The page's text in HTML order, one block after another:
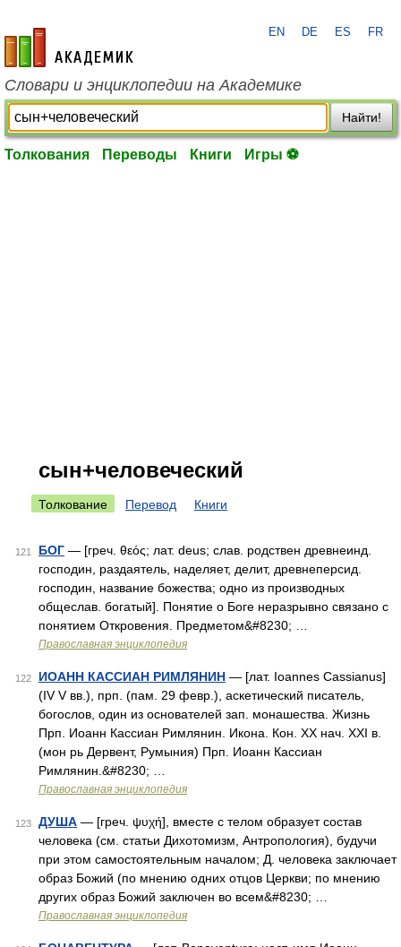
academic.ru
EN DE ES FR
Словари и энциклопедии на Академике
Найти!
Толкования Переводы Книги Игры ⚽
сын+человеческий
Толкование Перевод Книги
121 БОГ — [греч. θεός; лат. deus; слав. родствен древнеинд.
господин, раздаятель, наделяет, делит, древнеперсид.
господин, название божества; одно из производных
общеслав. богатый]. Понятие о Боге неразрывно связано с
понятием Откровения. Предметом&#8230; …
Православная энциклопедия
122 ИОАНН КАССИАН РИМЛЯНИН — [лат. Ioannes Cassianus]
(IV V вв.), прп. (пам. 29 февр.), аскетический писатель,
богослов, один из основателей зап. монашества. Жизнь
Прп. Иоанн Кассиан Римлянин. Икона. Кон. XX нач. XXI в.
(мон рь Дервент, Румыния) Прп. Иоанн Кассиан
Римлянин.&#8230; …
Православная энциклопедия
123 ДУША — [греч. ψυχή], вместе с телом образует состав
человека (см. статьи Дихотомизм, Антропология), будучи
при этом самостоятельным началом; Д. человека заключает
образ Божий (по мнению одних отцов Церкви; по мнению
других образ Божий заключен во всем&#8230; …
Православная энциклопедия